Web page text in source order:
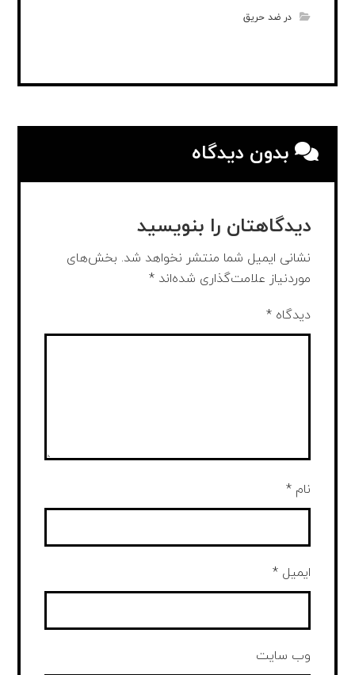
در ضد حریق
بدون دیدگاه
دیدگاهتان را بنویسید
نشانی ایمیل شما منتشر نخواهد شد. بخش‌های
موردنیاز علامت‌گذاری شده‌اند*
دیدگاه*
نام*
ایمیل*
وب‌ سایت